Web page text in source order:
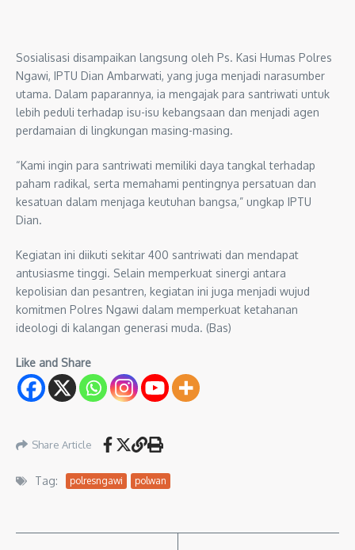
Sosialisasi disampaikan langsung oleh Ps. Kasi Humas Polres
Ngawi, IPTU Dian Ambarwati, yang juga menjadi narasumber
utama. Dalam paparannya, ia mengajak para santriwati untuk
lebih peduli terhadap isu-isu kebangsaan dan menjadi agen
perdamaian di lingkungan masing-masing.
“Kami ingin para santriwati memiliki daya tangkal terhadap
paham radikal, serta memahami pentingnya persatuan dan
kesatuan dalam menjaga keutuhan bangsa,” ungkap IPTU
Dian.
Kegiatan ini diikuti sekitar 400 santriwati dan mendapat
antusiasme tinggi. Selain memperkuat sinergi antara
kepolisian dan pesantren, kegiatan ini juga menjadi wujud
komitmen Polres Ngawi dalam memperkuat ketahanan
ideologi di kalangan generasi muda. (Bas)
Like and Share
Share Article
Tag: polresngawi polwan